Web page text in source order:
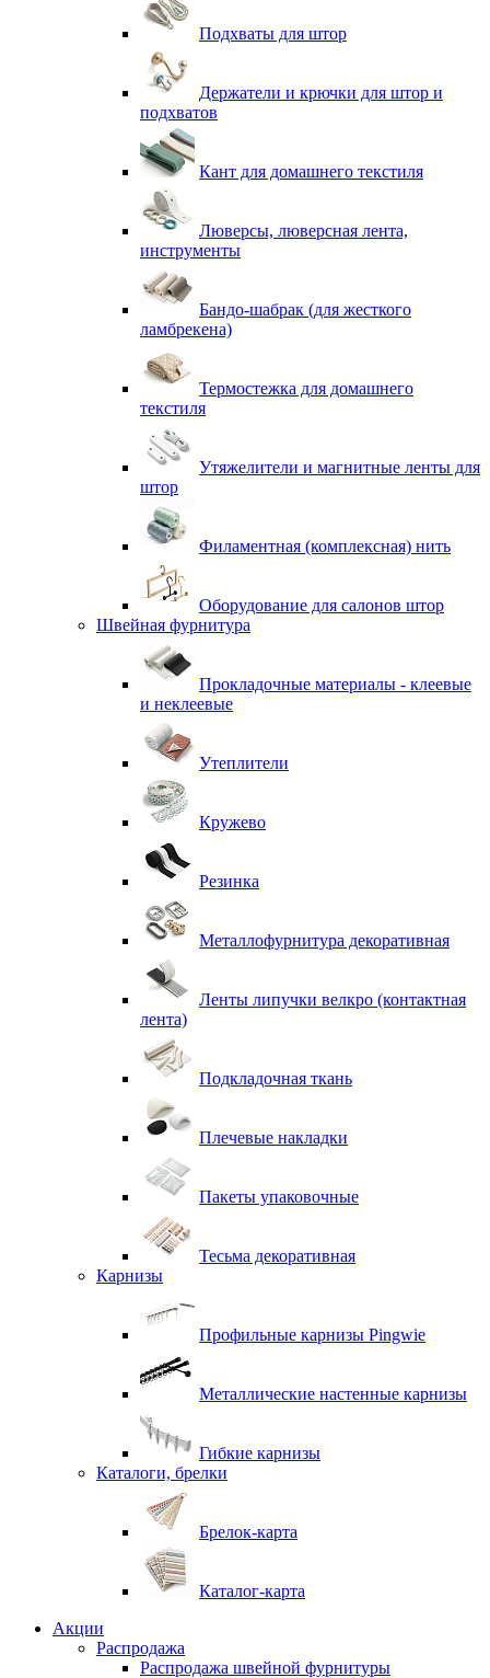
Подхваты для штор
Держатели и крючки для штор и
подхватов
Кант для домашнего текстиля
Люверсы, люверсная лента,
инструменты
Бандо-шабрак (для жесткого
ламбрекена)
Термостежка для домашнего
текстиля
Утяжелители и магнитные ленты для
штор
Филаментная (комплексная) нить
Оборудование для салонов штор
Швейная фурнитура
Прокладочные материалы - клеевые
и неклеевые
Утеплители
Кружево
Резинка
Металлофурнитура декоративная
Ленты липучки велкро (контактная
лента)
Подкладочная ткань
Плечевые накладки
Пакеты упаковочные
Тесьма декоративная
Карнизы
Профильные карнизы Pingwie
Металлические настенные карнизы
Гибкие карнизы
Каталоги, брелки
Брелок-карта
Каталог-карта
Акции
Распродажа
Распродажа швейной фурнитуры